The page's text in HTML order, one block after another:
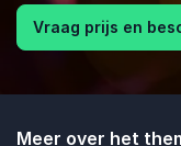
Vraag prijs en
Meer over het